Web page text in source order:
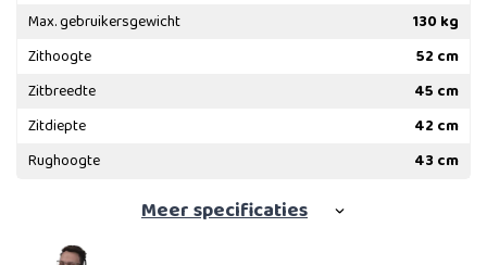
Max. gebruikersgewicht
130 kg
Zithoogte
52 cm
Zitbreedte
45 cm
Zitdiepte
42 cm
Rughoogte
43 cm
Meerspecificaties